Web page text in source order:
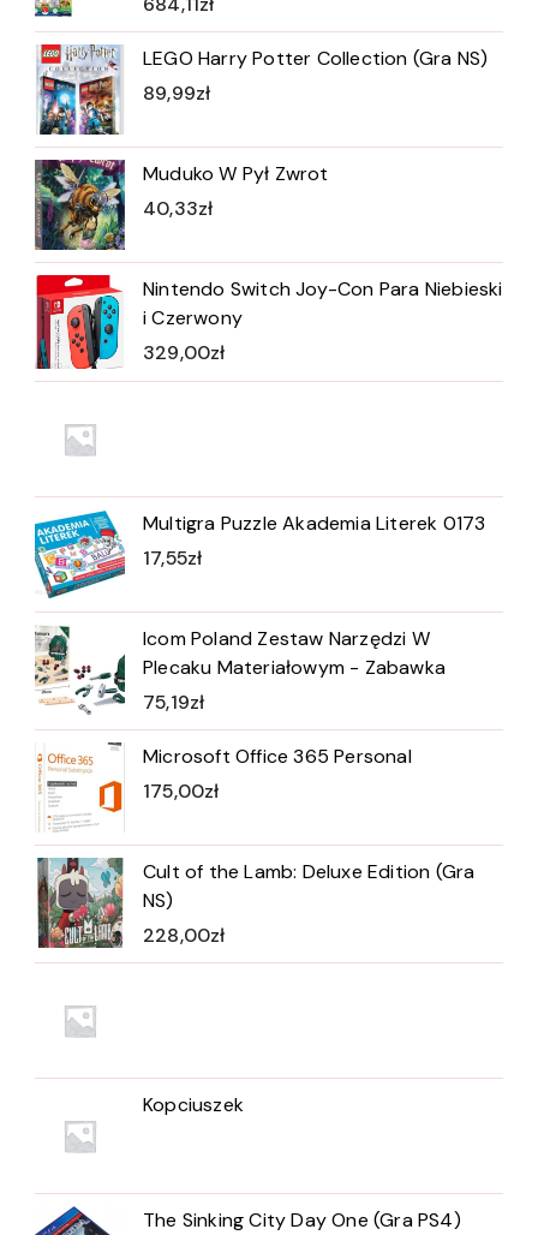
LEGO Harry Potter Collection (Gra NS)
89,99zł
Muduko W Pył Zwrot
40,33zł
Nintendo Switch Joy-Con Para Niebieski
i Czerwony
329,00zł
Multigra Puzzle Akademia Literek 0173
17,55zł
Icom Poland Zestaw Narzędzi W
Plecaku Materiałowym - Zabawka
75,19zł
Microsoft Office 365 Personal
175,00zł
Cult of the Lamb: Deluxe Edition (Gra
NS)
228,00zł
Kopciuszek
The Sinking City Day One (Gra PS4)